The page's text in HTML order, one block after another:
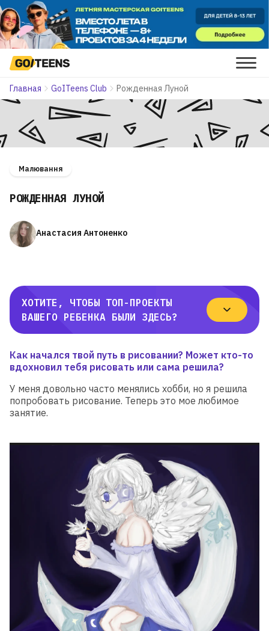
Главная GoITeens Club Рожденная Луной
Малювання
РОЖДЕННАЯ ЛУНОЙ
Анастасия Антоненко
ХОТИТЕ, ЧТОБЫ ТОП-ПРОЕКТЫ
ВАШЕГО РЕБЕНКА БЫЛИ ЗДЕСЬ?
Как начался твой путь в рисовании? Может кто-то
вдохновил тебя рисовать или сама решила?
У меня довольно часто менялись хобби, но я решила
попробовать рисование. Теперь это мое любимое
занятие.